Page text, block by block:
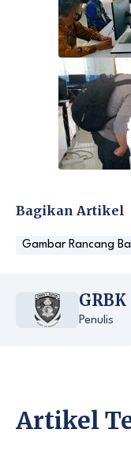
Bagikan Artikel
Gambar Rancang
GRBK
Penulis
Artikel